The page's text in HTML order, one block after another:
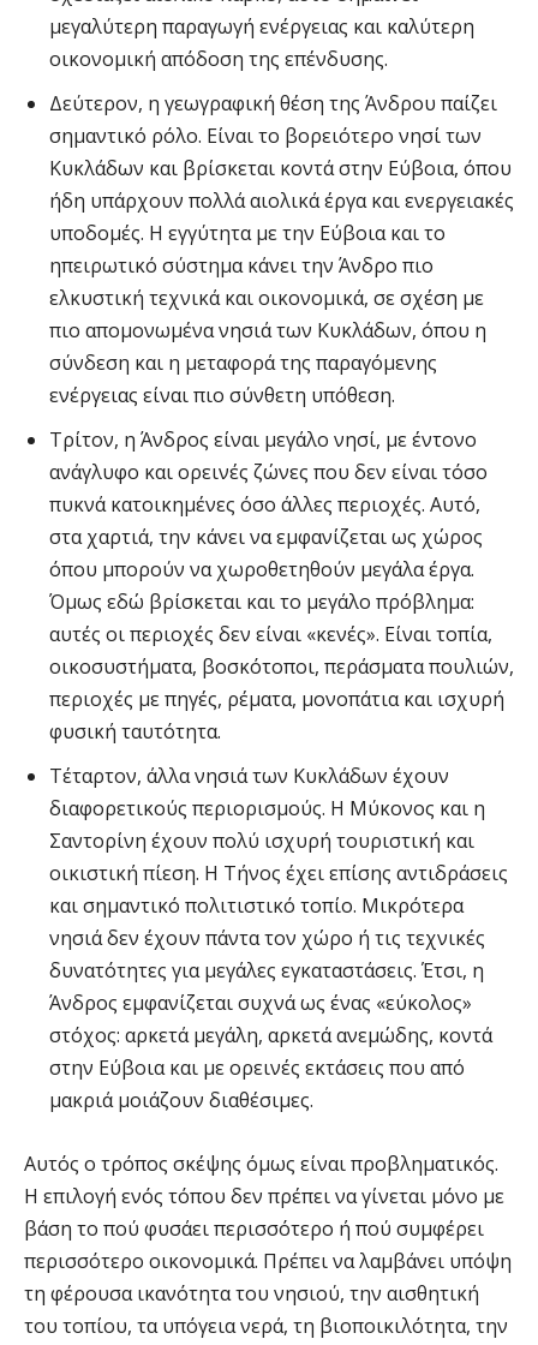
μεγαλύτερη παραγωγή ενέργειας και καλύτερη
οικονομική απόδοση της επένδυσης.
Δεύτερον, η γεωγραφική θέση της Άνδρου παίζει
σημαντικό ρόλο. Είναι το βορειότερο νησί των
Κυκλάδων και βρίσκεται κοντά στην Εύβοια, όπου
ήδη υπάρχουν πολλά αιολικά έργα και ενεργειακές
υποδομές. Η εγγύτητα με την Εύβοια και το
ηπειρωτικό σύστημα κάνει την Άνδρο πιο
ελκυστική τεχνικά και οικονομικά, σε σχέση με
πιο απομονωμένα νησιά των Κυκλάδων, όπου η
σύνδεση και η μεταφορά της παραγόμενης
ενέργειας είναι πιο σύνθετη υπόθεση.
Τρίτον, η Άνδρος είναι μεγάλο νησί, με έντονο
ανάγλυφο και ορεινές ζώνες που δεν είναι τόσο
πυκνά κατοικημένες όσο άλλες περιοχές. Αυτό,
στα χαρτιά, την κάνει να εμφανίζεται ως χώρος
όπου μπορούν να χωροθετηθούν μεγάλα έργα.
Όμως εδώ βρίσκεται και το μεγάλο πρόβλημα:
αυτές οι περιοχές δεν είναι «κενές». Είναι τοπία,
οικοσυστήματα, βοσκότοποι, περάσματα πουλιών,
περιοχές με πηγές, ρέματα, μονοπάτια και ισχυρή
φυσική ταυτότητα.
Τέταρτον, άλλα νησιά των Κυκλάδων έχουν
διαφορετικούς περιορισμούς. Η Μύκονος και η
Σαντορίνη έχουν πολύ ισχυρή τουριστική και
οικιστική πίεση. Η Τήνος έχει επίσης αντιδράσεις
και σημαντικό πολιτιστικό τοπίο. Μικρότερα
νησιά δεν έχουν πάντα τον χώρο ή τις τεχνικές
δυνατότητες για μεγάλες εγκαταστάσεις. Έτσι, η
Άνδρος εμφανίζεται συχνά ως ένας «εύκολος»
στόχος: αρκετά μεγάλη, αρκετά ανεμώδης, κοντά
στην Εύβοια και με ορεινές εκτάσεις που από
μακριά μοιάζουν διαθέσιμες.
Αυτός ο τρόπος σκέψης όμως είναι προβληματικός.
Η επιλογή ενός τόπου δεν πρέπει να γίνεται μόνο με
βάση το πού φυσάει περισσότερο ή πού συμφέρει
περισσότερο οικονομικά. Πρέπει να λαμβάνει υπόψη
τη φέρουσα ικανότητα του νησιού, την αισθητική
του τοπίου, τα υπόγεια νερά, τη βιοποικιλότητα, την